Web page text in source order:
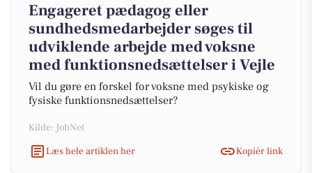
Engageret pædagog eller
sundhedsmedarbejder søges til
udviklende arbejde med voksne
med funktionsnedsættelser i Vejle
Vil du gøre en forskel for voksne med psykiske og
fysiske funktionsnedsættelser?
Kilde: JobNet
Læs hele artiklen her
Kopiér link